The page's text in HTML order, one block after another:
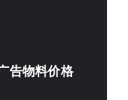
告物料价格